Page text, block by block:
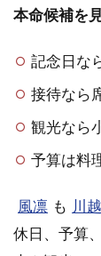
1.5
と郊
使い
分け
る
2
越
の
高
本命候補を
記念日な
接待なら
観光なら
予算は料
風凛 も 川
休日、予算